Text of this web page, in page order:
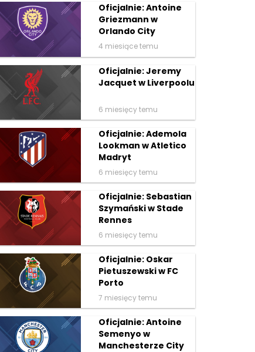
Oficjalnie: Antoine
Griezmann w
Orlando City
4 miesiące temu
Oficjalnie: Jeremy
Jacquet w Liverpoolu
6 miesięcy temu
Oficjalnie: Ademola
Lookman w Atletico
Madryt
6 miesięcy temu
Oficjalnie: Sebastian
Szymański w Stade
Rennes
6 miesięcy temu
Oficjalnie: Oskar
Pietuszewski w FC
Porto
7 miesięcy temu
Oficjalnie: Antoine
Semenyo w
Manchesterze City